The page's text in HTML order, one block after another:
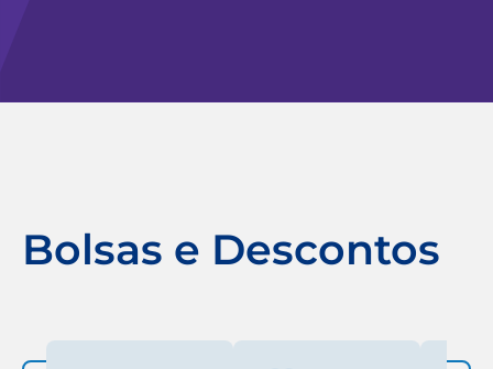
Bolsas e Descontos